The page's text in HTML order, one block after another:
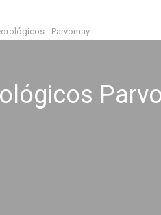
- Parvomay